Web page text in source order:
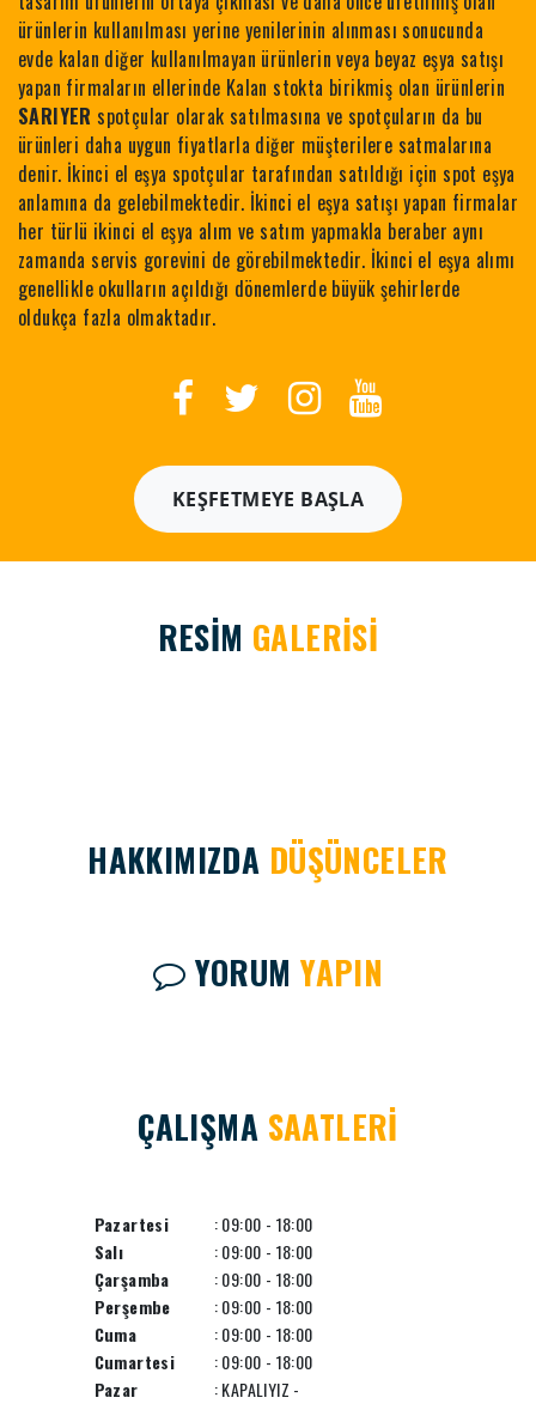
ürünlerin kullanılması yerine yenilerinin alınması sonucunda
evde kalan diğer kullanılmayan ürünlerin veya beyaz eşya satışı
yapan firmaların ellerinde Kalan stokta birikmiş olan ürünlerin
SARIYERspotçular olarak satılmasına ve spotçuların da bu
ürünleri daha uygun fiyatlarla diğer müşterilere satmalarına
denir. İkinci el eşya spotçular tarafından satıldığı için spot eşya
anlamına da gelebilmektedir. İkinci el eşya satışı yapan firmalar
her türlü ikinci el eşya alım ve satım yapmakla beraber aynı
zamanda servis gorevini de görebilmektedir. İkinci el eşya alımı
genellikle okulların açıldığı dönemlerde büyük şehirlerde
oldukça fazla olmaktadır.
KEŞFETMEYE BAŞLA
RESİM GALERİSİ
HAKKIMIZDA DÜŞÜNCELER
YORUMYAPIN
ÇALIŞMA SAATLERİ
Pazartesi
: 09:00 - 18:00
Salı
: 09:00 - 18:00
Çarşamba
: 09:00 - 18:00
Perşembe
: 09:00 - 18:00
Cuma
: 09:00 - 18:00
Cumartesi
: 09:00 - 18:00
Pazar
: KAPALIYIZ -